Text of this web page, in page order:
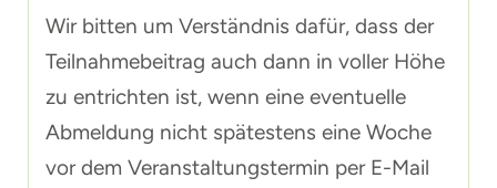
Wir bitten um Verständnis dafür, dass der
Teilnahmebeitrag auch dann in voller Höhe
zu entrichten ist, wenn eine eventuelle
Abmeldung nicht spätestens eine Woche
vor dem Veranstaltungstermin per E-Mail